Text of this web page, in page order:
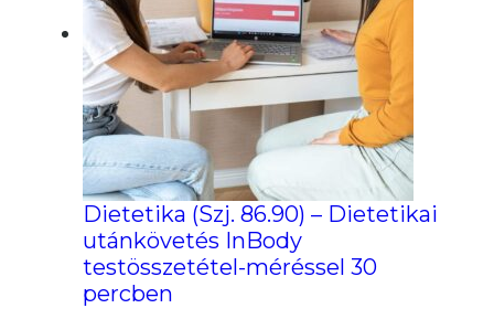
Dietetika (Szj. 86.90) – Dietetikai
utánkövetés InBody
testösszetétel-méréssel 30
percben